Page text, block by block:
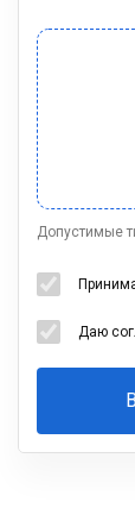
Допустимые
Даю
Ваша